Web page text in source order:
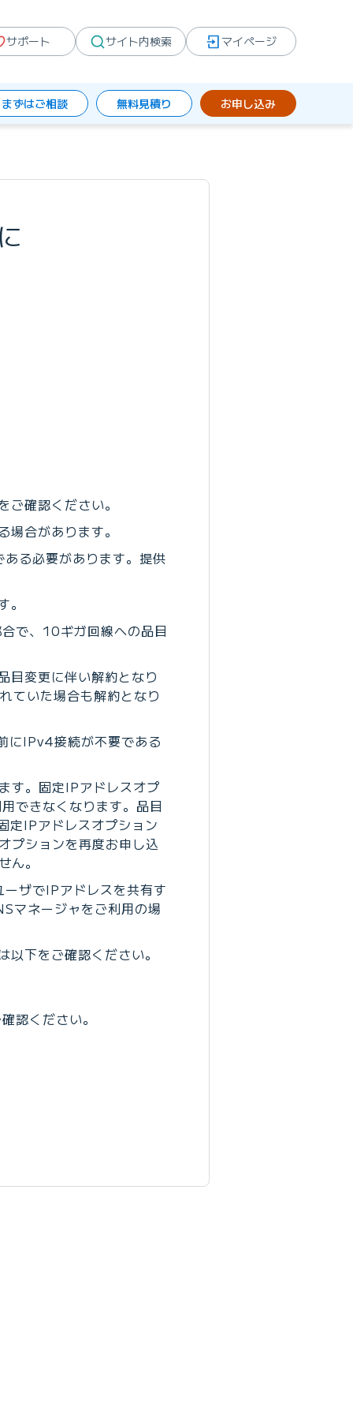
サポート サイト内検索 マイページ
まずはご相談 無料見積り お申し込み
ご確認ください。
合があります。
る必要があります。提供
で、10ギガ回線への品目
目変更に伴い解約となり
ていた場合も解約となり
にIPv4接続が不要である
す。固定IPアドレスオプ
できなくなります。品目
定IPアドレスオプション
プションを再度お申し込
。
ザでIPアドレスを共有す
マネージャをご利用の場
下をご確認ください。
認ください。